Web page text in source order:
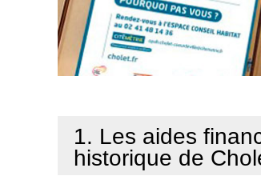
1. Les aides
historique de